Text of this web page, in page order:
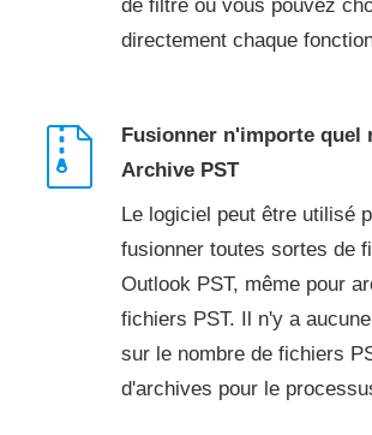
de filtre où vous pouvez
directement chaque
Fusionner n'importe quel
Archive PST
Le logiciel peut être utilisé
fusionner toutes sortes de
Outlook PST, même pour
fichiers PST. Il n'y a
sur le nombre de fichiers
d'archives pour le